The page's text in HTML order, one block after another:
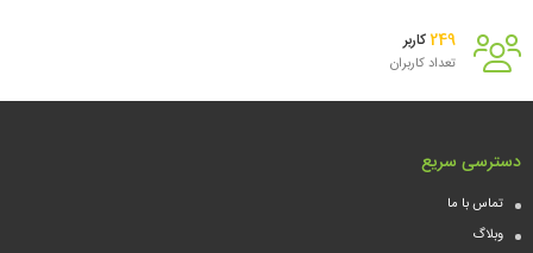
249 کاربر
تعداد کاربران
دسترسی سریع
تماس با ما
وبلاگ